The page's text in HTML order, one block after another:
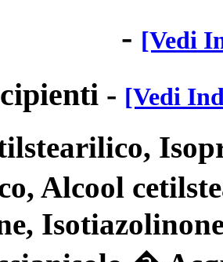
- [Vedi
- [Vedi
Alcool